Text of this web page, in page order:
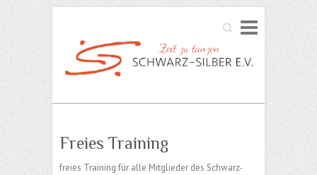
Search
Freies Training
freies Training für alle Mitglieder des Schwarz-